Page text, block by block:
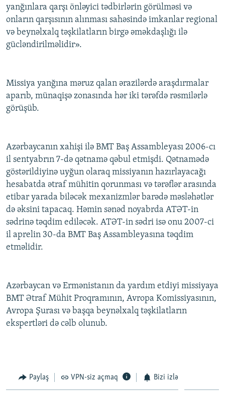
AZADLIQRADIOSU MOBIL TELEFONUNUZDA
BIZIMLƏ ƏLAQƏ
XƏBƏR BÜLLETENLƏRIMIZ
RFE/RL-in bütün saytları
yanğınlara qarşı önləyici tədbirlərin görülməsi və
onların qarşısının alınması sahəsində imkanlar regional
və beynəlxalq təşkilatların birgə əməkdaşlığı ilə
gücləndirilməlidir».
Missiya yanğına məruz qalan ərazilərdə araşdırmalar
aparıb, münaqişə zonasında hər iki tərəfdə rəsmilərlə
görüşüb.
Azərbaycanın xahişi ilə BMT Baş Assambleyası 2006-cı
il sentyabrın 7-də qətnamə qəbul etmişdi. Qətnamədə
göstərildiyinə uyğun olaraq missiyanın hazırlayacağı
hesabatda ətraf mühitin qorunması və tərəflər arasında
etibar yarada biləcək mexanizmlər barədə məsləhətlər
də əksini tapacaq. Həmin sənəd noyabrda ATƏT-in
sədrinə təqdim ediləcək. ATƏT-in sədri isə onu 2007-ci
il aprelin 30-da BMT Baş Assambleyasına təqdim
etməlidir.
Azərbaycan və Ermənistanın da yardım etdiyi missiyaya
BMT Ətraf Mühit Proqramının, Avropa Komissiyasının,
Avropa Şurası və başqa beynəlxalq təşkilatların
ekspertləri də cəlb olunub.
Paylaş VPN-siz açmaq Bizi izlə